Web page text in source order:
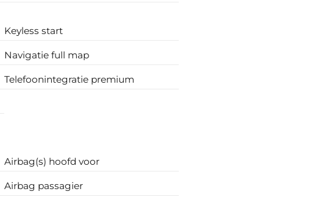
Keyless start
Navigatie full map
Telefoonintegratie premium
Airbag(s) hoofd voor
Airbag passagier